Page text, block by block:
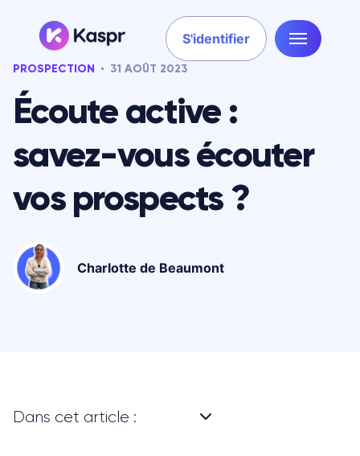
S'identifier
PROSPECTION 31 AOÛT 2023
Écoute active :
savez-vous écouter
vos prospects ?
Charlotte de Beaumont
Dans cet article :